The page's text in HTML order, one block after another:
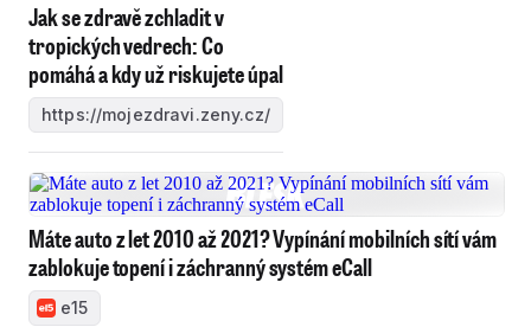
Jak se zdravě zchladit v
tropických vedrech: Co
pomáhá a kdy už riskujete úpal
https://mojezdravi.zeny.cz/
Máte auto z let 2010 až 2021? Vypínání mobilních sítí vám
zablokuje topení i záchranný systém eCall
e15